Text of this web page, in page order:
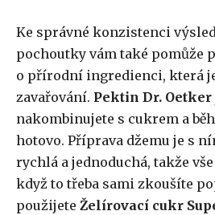
Ke správné konzistenci
pochoutky vám také pomůže
o přírodní ingredienci, která
zavařování. Pektin Dr. Oetker
nakombinujete s cukrem a
hotovo. Příprava džemu je s
rychlá a jednoduchá, takže
když to třeba sami zkoušíte
použijete Želírovací cukr